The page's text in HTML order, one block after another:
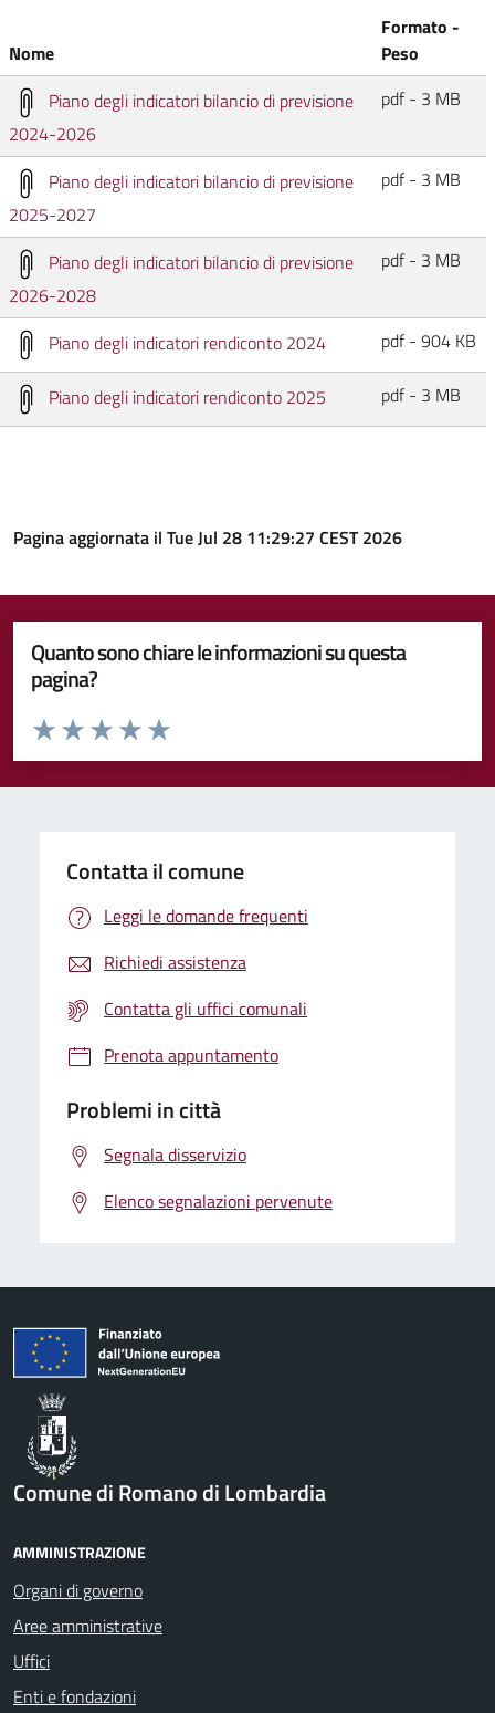
Nome
Formato -
Peso
Piano degli indicatori bilancio di previsione
2024-2026
pdf - 3 MB
Piano degli indicatori bilancio di previsione
2025-2027
pdf - 3 MB
Piano degli indicatori bilancio di previsione
2026-2028
pdf - 3 MB
Piano degli indicatori rendiconto 2024 pdf - 904 KB
Piano degli indicatori rendiconto 2025 pdf - 3 MB
Pagina aggiornata il Tue Jul 28 11:29:27 CEST 2026
Quanto sono chiare le informazioni su questa
pagina?
Valuta da 1 a 5 stelle la pagina
Valuta 5 stelle su 5
Valuta 4 stelle su 5
Valuta 3 stelle su 5
Valuta 2 stelle su 5
Valuta 1 stelle su 5
Contatta il comune
Leggi le domande frequenti
Richiedi assistenza
Contatta gli uffici comunali
Prenota appuntamento
Problemi in città
Segnala disservizio
Elenco segnalazioni pervenute
Comune di Romano di Lombardia
AMMINISTRAZIONE
Organi di governo
Aree amministrative
Uffici
Enti e fondazioni